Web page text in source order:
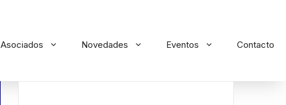
Asociados Novedades Eventos Contacto